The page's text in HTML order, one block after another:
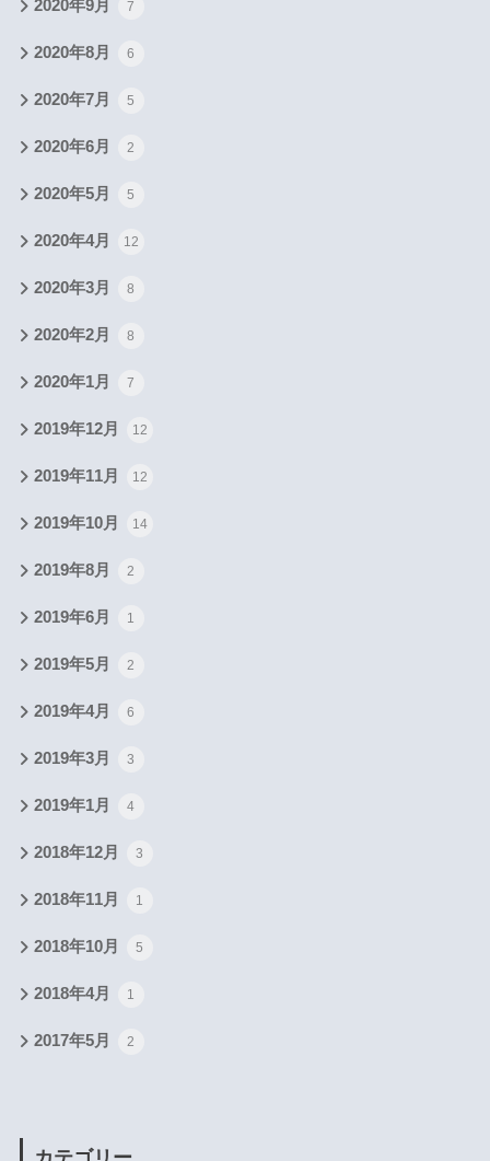
2020年9月 7
2020年8月 6
2020年7月 5
2020年6月 2
2020年5月 5
2020年4月 12
2020年3月 8
2020年2月 8
2020年1月 7
2019年12月 12
2019年11月 12
2019年10月 14
2019年8月 2
2019年6月 1
2019年5月 2
2019年4月 6
2019年3月 3
2019年1月 4
2018年12月 3
2018年11月 1
2018年10月 5
2018年4月 1
2017年5月 2